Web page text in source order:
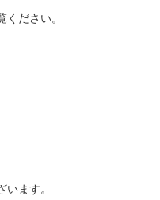
ださい。
ます。